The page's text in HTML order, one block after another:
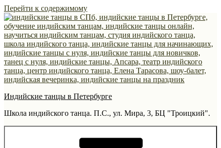
Перейти к содержимому
Индийские танцы в Петербурге
Школа индийского танца. П.С., ул. Мира, 3, БЦ "Троицкий".